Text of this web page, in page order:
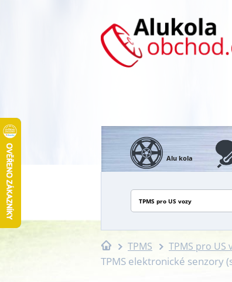
Alu kola
TPMS pro US vozy
TPMS TPMS pro US
TPMS elektronické senzory